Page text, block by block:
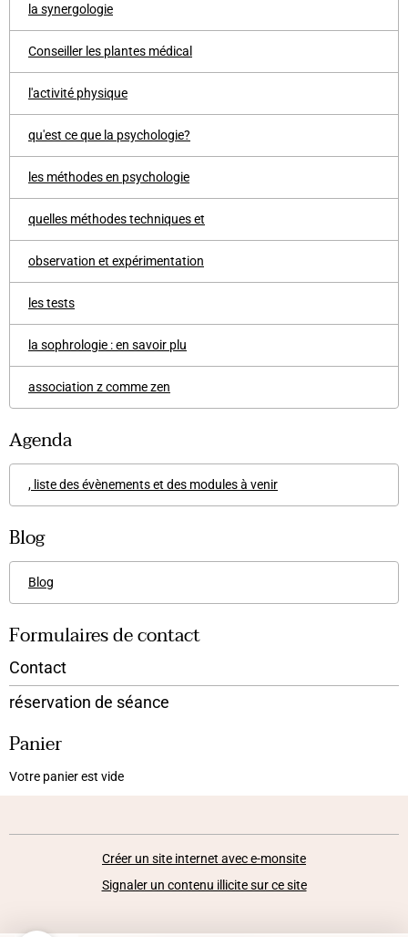
la synergologie
Conseiller les plantes médical
l'activité physique
qu'est ce que la psychologie?
les méthodes en psychologie
quelles méthodes techniques et
observation et expérimentation
les tests
la sophrologie : en savoir plu
association z comme zen
Agenda
, liste des évènements et des modules à venir
Blog
Blog
Formulaires de contact
Contact
réservation de séance
Panier
Votre panier est vide
Créer un site internet avec e-monsite
Signaler un contenu illicite sur ce site